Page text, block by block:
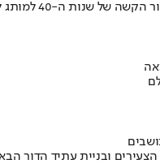
ובניית עתיד הדור